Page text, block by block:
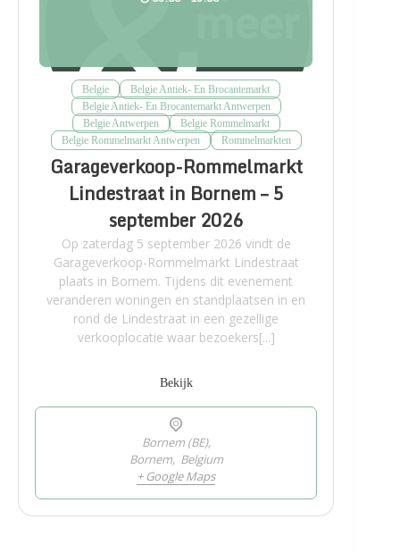
Belgie
Belgie Antiek- En Brocantemarkt
Belgie Antiek- En Brocantemarkt Antwerpen
Belgie Antwerpen
Belgie Rommelmarkt
Belgie Rommelmarkt Antwerpen
Rommelmarkten
Garageverkoop-Rommelmarkt
Lindestraat in Bornem – 5
september 2026
Op zaterdag 5 september 2026 vindt de
Garageverkoop-Rommelmarkt Lindestraat
plaats in Bornem. Tijdens dit evenement
veranderen woningen en standplaatsen in en
rond de Lindestraat in een gezellige
verkooplocatie waar bezoekers[...]
Bekijk
Bornem (BE),
Bornem, Belgium
+ Google Maps